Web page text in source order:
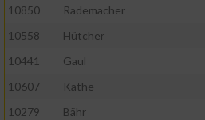
10850
Rademacher
10558
Hütcher
10441
Gaul
10607
Kathe
10279
Bähr